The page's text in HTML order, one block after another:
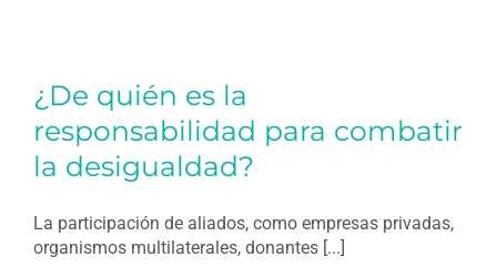
¿De quién es la
responsabilidad para combatir
la desigualdad?
La participación de aliados, como empresas privadas,
organismos multilaterales, donantes [...]